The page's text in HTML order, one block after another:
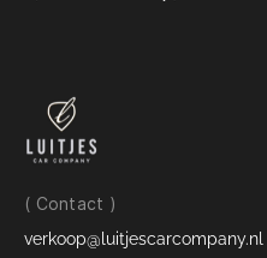
( Contact )
verkoop@luitjescarcompany.nl